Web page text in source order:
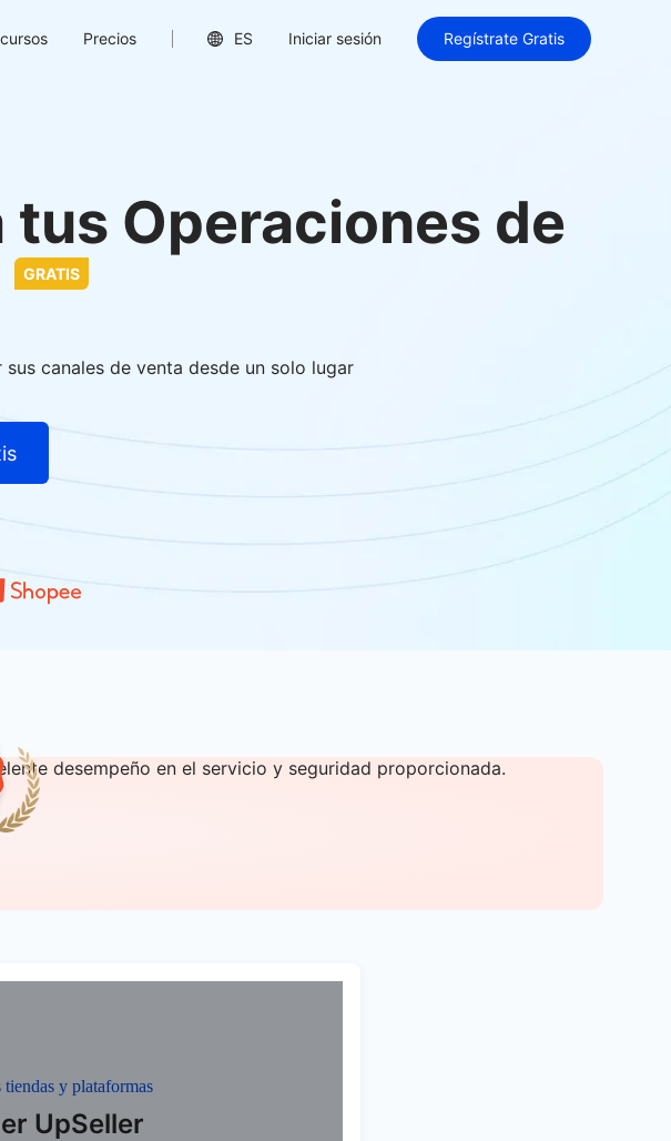
Precios ES Iniciar sesión Regístrate Gratis
tus Operaciones de
GRATIS
canales de venta desde un solo lugar
desempeño en el servicio y seguridad proporcionada.
y plataformas
UpSeller